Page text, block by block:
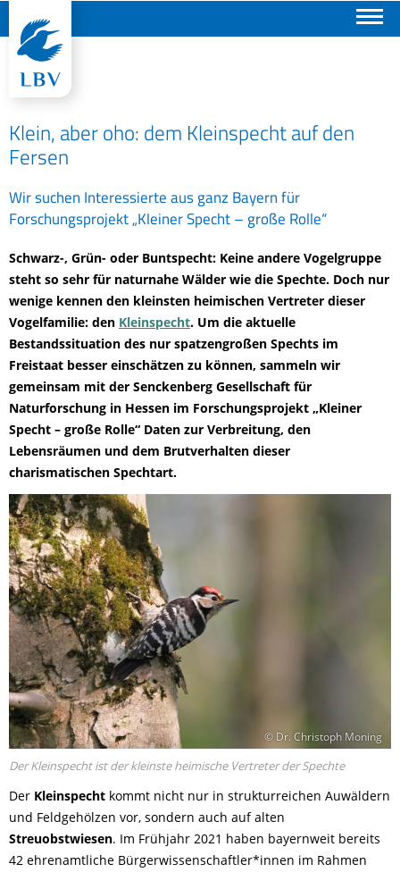
Klein, aber oho: dem Kleinspecht auf den
Fersen
Wir suchen Interessierte aus ganz Bayern für
Forschungsprojekt „Kleiner Specht – große Rolle“
Schwarz-, Grün- oder Buntspecht: Keine andere Vogelgruppe
steht so sehr für naturnahe Wälder wie die Spechte. Doch nur
wenige kennen den kleinsten heimischen Vertreter dieser
Vogelfamilie: den Kleinspecht. Um die aktuelle
Bestandssituation des nur spatzengroßen Spechts im
Freistaat besser einschätzen zu können, sammeln wir
gemeinsam mit der Senckenberg Gesellschaft für
Naturforschung in Hessen im Forschungsprojekt „Kleiner
Specht – große Rolle“ Daten zur Verbreitung, den
Lebensräumen und dem Brutverhalten dieser
charismatischen Spechtart.
© Dr. Christoph Moning
Der Kleinspecht ist der kleinste heimische Vertreter der Spechte
Der Kleinspecht kommt nicht nur in strukturreichen Auwäldern
und Feldgehölzen vor, sondern auch auf alten
Streuobstwiesen. Im Frühjahr 2021 haben bayernweit bereits
42 ehrenamtliche Bürgerwissenschaftler*innen im Rahmen